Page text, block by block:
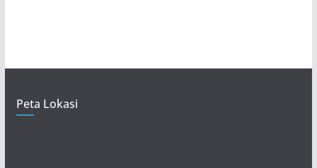
Peta Lokasi